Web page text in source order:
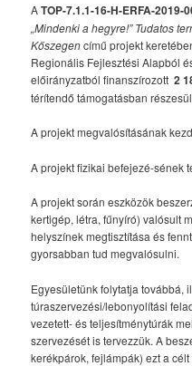
ATOP-7.1.1-16-H-ERFA-2019-
„Mindenki a hegyre!” Tudatos
Kőszegencímű projekt
Regionális Fejlesztési Alapból
előirányzatból finanszírozott2
térítendő támogatásban
A projekt megvalósításának
A projekt fizikai befejezé-sének
A projekt során eszközök
kertigép, létra, fűnyíró) valósult
helyszínek megtisztítása és
gyorsabban tud megvalósulni.
Egyesületünk folytatja továbbá,
túraszervezési/lebonyolítási
vezetett- és teljesítménytúrák
szervezését is tervezzük. A
kerékpárok, fejlámpák) ezt a